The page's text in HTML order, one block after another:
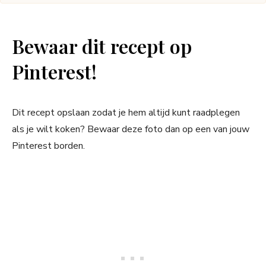
Bewaar dit recept op
Pinterest!
Dit recept opslaan zodat je hem altijd kunt raadplegen
als je wilt koken? Bewaar deze foto dan op een van jouw
Pinterest borden.